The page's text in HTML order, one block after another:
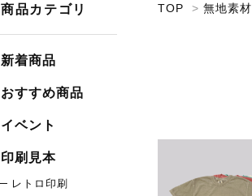
TOP > 無地素材
商品カテゴリ
新着商品
おすすめ商品
イベント
印刷見本
レトロ印刷